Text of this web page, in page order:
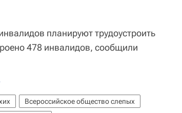
планируют трудоустроить
478 инвалидов, сообщили
Всероссийское общество слепых